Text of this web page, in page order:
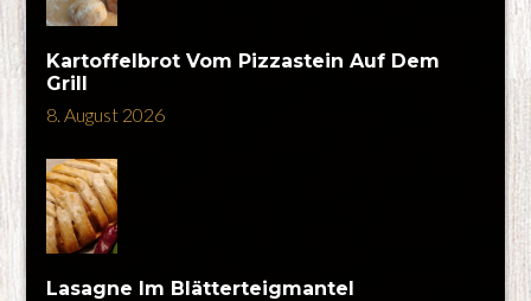
Kartoffelbrot Vom Pizzastein Auf Dem
Grill
8. August 2026
Lasagne Im Blätterteigmantel